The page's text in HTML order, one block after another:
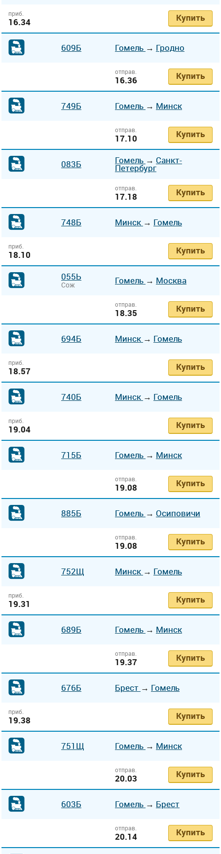
приб.
16.34 Купить
609Б Гомель → Гродно
отправ.
16.36 Купить
749Б Гомель → Минск
отправ.
17.10 Купить
083Б Гомель → Санкт-
Петербург
отправ.
17.18 Купить
748Б Минск → Гомель
приб.
18.10 Купить
055Ь
Сож Гомель → Москва
отправ.
18.35 Купить
694Б Минск → Гомель
приб.
18.57 Купить
740Б Минск → Гомель
приб.
19.04 Купить
715Б Гомель → Минск
отправ.
19.08 Купить
885Б Гомель → Осиповичи
отправ.
19.08 Купить
752Щ Минск → Гомель
приб.
19.31 Купить
689Б Гомель → Минск
отправ.
19.37 Купить
676Б Брест → Гомель
приб.
19.38 Купить
751Щ Гомель → Минск
отправ.
20.03 Купить
603Б Гомель → Брест
отправ.
20.14 Купить